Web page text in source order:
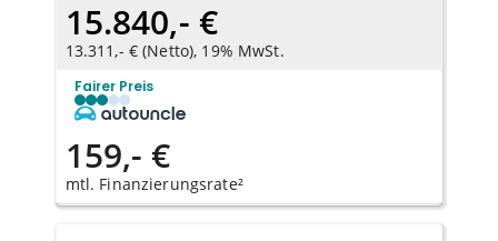
15.840,- €
13.311,- € (Netto), 19% MwSt.
Fairer Preis
159,- €
mtl. Finanzierungsrate²